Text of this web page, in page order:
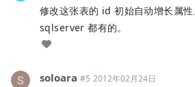
修改这张表的 id 初始自动增长属
sqlserver 都有的。
soloara #5 2012年02月24日